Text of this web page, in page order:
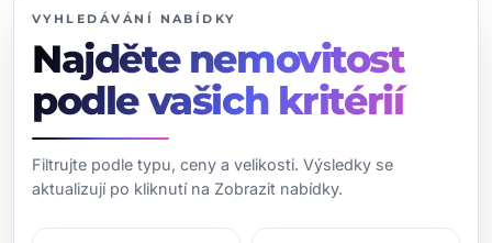
VYHLEDÁVÁNÍ NABÍDKY
Najděte nemovitost
podle vašich kritérií
Filtrujte podle typu, ceny a velikosti. Výsledky se
aktualizují po kliknutí na Zobrazit nabídky.